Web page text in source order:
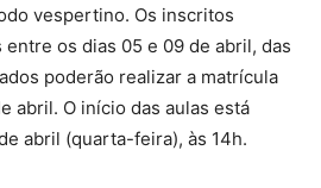
vespertino. Os inscritos
os dias 05 e 09 de abril, das
poderão realizar a matrícula
abril. O início das aulas está
abril (quarta-feira), às 14h.